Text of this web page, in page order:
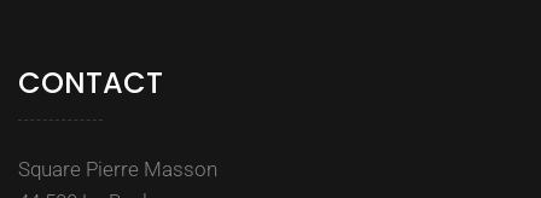
CONTACT
Square Pierre Masson